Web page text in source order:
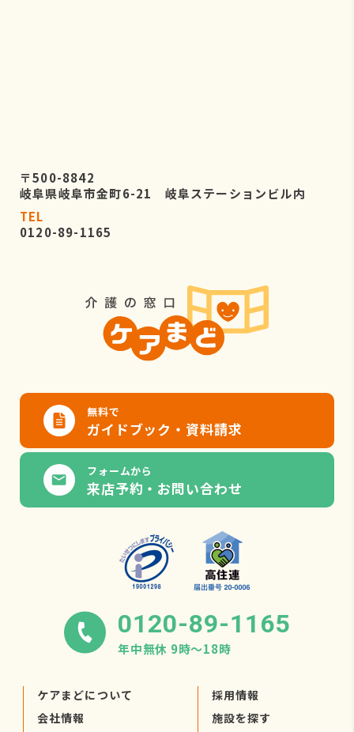
〒500-8842
岐阜県岐阜市金町6-21 岐阜ステーションビル内
TEL
0120-89-1165
無料で
ガイドブック・資料請求
フォームから
来店予約・お問い合わせ
0120-89-1165
年中無休 9時〜18時
ケアまどについて
会社情報
採用情報
施設を探す